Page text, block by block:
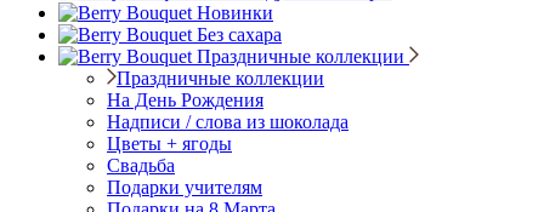
Новинки
Без сахара
Праздничные коллекции
Праздничные коллекции
На День Рождения
Надписи / слова из шоколада
Цветы + ягоды
Свадьба
Подарки учителям